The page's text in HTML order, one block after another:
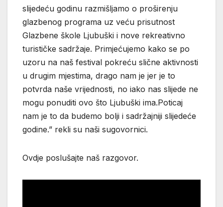
slijedeću godinu razmišljamo o proširenju
glazbenog programa uz veću prisutnost
Glazbene škole Ljubuški i nove rekreativno
turističke sadržaje. Primjećujemo kako se po
uzoru na naš festival pokreću slične aktivnosti
u drugim mjestima, drago nam je jer je to
potvrda naše vrijednosti, no iako nas slijede ne
mogu ponuditi ovo što Ljubuški ima.Poticaj
nam je to da budemo bolji i sadržajniji slijedeće
godine.” rekli su naši sugovornici.
Ovdje poslušajte naš razgovor.